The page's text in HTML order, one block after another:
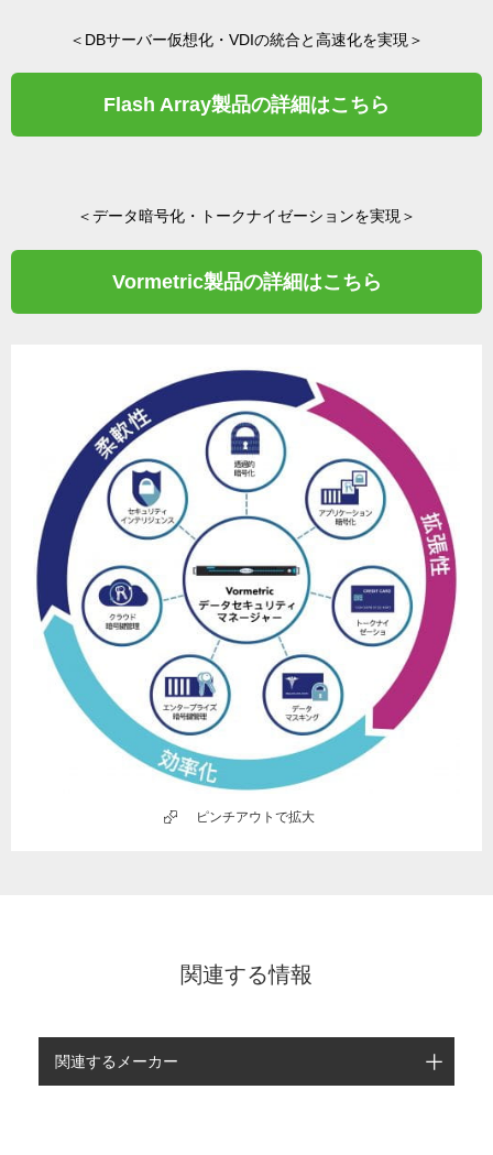
＜DBサーバー仮想化・VDIの統合と高速化を実現＞
Flash Array製品の詳細はこちら
＜データ暗号化・トークナイゼーションを実現＞
Vormetric製品の詳細はこちら
ピンチアウトで拡大
関連する情報
関連するメーカー